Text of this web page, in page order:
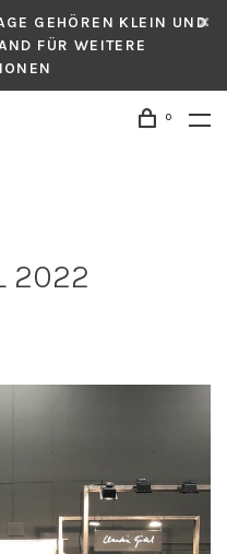
GEHÖREN KLEIN UND
FÜR WEITERE
0
2022